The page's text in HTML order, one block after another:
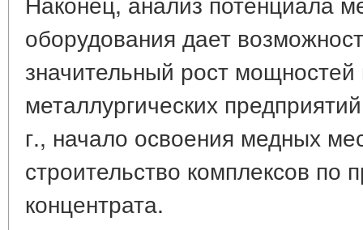
оборудования дает
значительный рост мощностей
металлургических
г., начало освоения медных
строительство комплексов по
концентрата.